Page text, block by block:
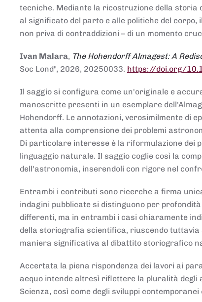
tecniche. Mediante la ricostruzione della
al significato del parto e alle politiche del
non priva di contraddizioni – di un momento
Ivan Malara, The Hohendorff Almagest: A
Soc Lond", 2026, 20250033. https://doi.org/
Il saggio si configura come un'originale e
manoscritte presenti in un esemplare
Hohendorff. Le annotazioni, verosimilmente di
attenta alla comprensione dei problemi
Di particolare interesse è la riformulazione dei
linguaggio naturale. Il saggio coglie così la
dell'astronomia, inserendoli con rigore nel
Entrambi i contributi sono ricerche a firma
indagini pubblicate si distinguono per
differenti, ma in entrambi i casi chiaramente
della storiografia scientifica, riuscendo tuttavia
maniera significativa al dibattito storiografico
Accertata la piena rispondenza dei lavori ai
aequo intende altresì riflettere la pluralità degli
Scienza, così come degli sviluppi